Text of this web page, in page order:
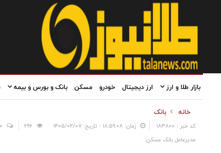
بازار طلا و ارز ارز دیجیتال خودرو مسکن بانک و بورس و بیمه
خانه بانک
کد خبر : 183800 زمان: ۱۸:۵۹:۰۸ - تاریخ: ۱۴۰۵/۰۲/۰۷
0
مدیرعامل بانک مسکن: